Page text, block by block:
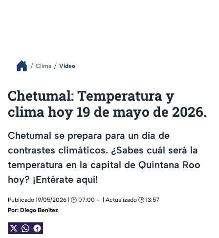
Clima Video
Chetumal: Temperatura y
clima hoy 19 de mayo de 2026.
Chetumal se prepara para un día de
contrastes climáticos. ¿Sabes cuál será la
temperatura en la capital de Quintana Roo
hoy? ¡Entérate aquí!
Publicado 19/05/2026 | 🕑 07:00
| Actualizado 🕑 13:57
Por: Diego Benítez